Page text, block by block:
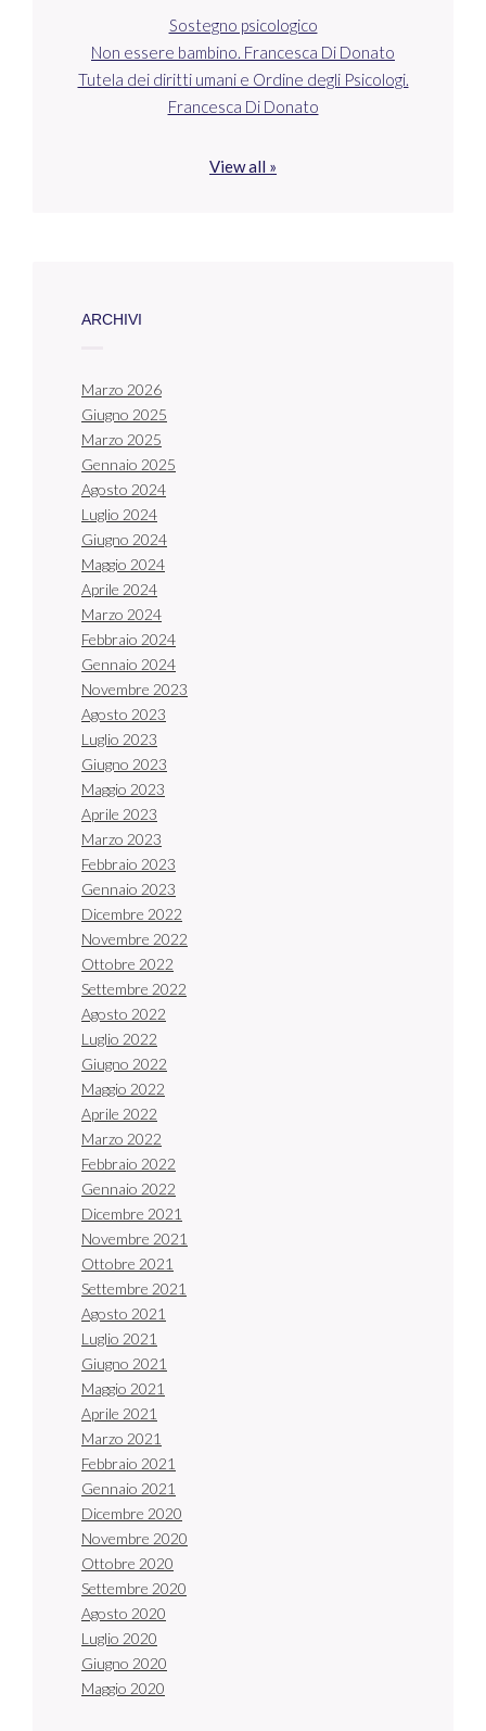
Sostegno psicologico
Non essere bambino. Francesca Di Donato
Tutela dei diritti umani e Ordine degli Psicologi.
Francesca Di Donato
View all »
ARCHIVI
Marzo 2026
Giugno 2025
Marzo 2025
Gennaio 2025
Agosto 2024
Luglio 2024
Giugno 2024
Maggio 2024
Aprile 2024
Marzo 2024
Febbraio 2024
Gennaio 2024
Novembre 2023
Agosto 2023
Luglio 2023
Giugno 2023
Maggio 2023
Aprile 2023
Marzo 2023
Febbraio 2023
Gennaio 2023
Dicembre 2022
Novembre 2022
Ottobre 2022
Settembre 2022
Agosto 2022
Luglio 2022
Giugno 2022
Maggio 2022
Aprile 2022
Marzo 2022
Febbraio 2022
Gennaio 2022
Dicembre 2021
Novembre 2021
Ottobre 2021
Settembre 2021
Agosto 2021
Luglio 2021
Giugno 2021
Maggio 2021
Aprile 2021
Marzo 2021
Febbraio 2021
Gennaio 2021
Dicembre 2020
Novembre 2020
Ottobre 2020
Settembre 2020
Agosto 2020
Luglio 2020
Giugno 2020
Maggio 2020